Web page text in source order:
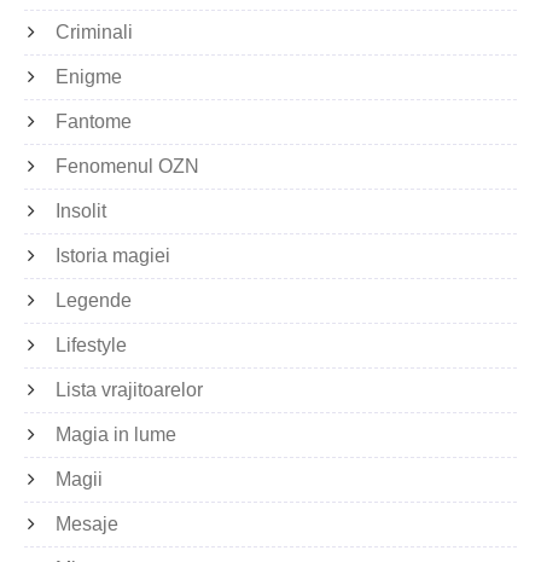
Criminali
Enigme
Fantome
Fenomenul OZN
Insolit
Istoria magiei
Legende
Lifestyle
Lista vrajitoarelor
Magia in lume
Magii
Mesaje